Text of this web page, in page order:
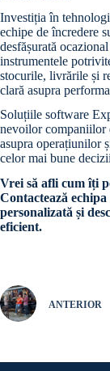
Investiția în
echipe de încredere
desfășurată
instrumentele
stocurile, livrările și
clară asupra
Soluțiile software
nevoilor companiilor
asupra operațiunilor
celor mai bune
Vrei să afli cum îți
Contactează
personalizată și
eficient.
ANTERIOR